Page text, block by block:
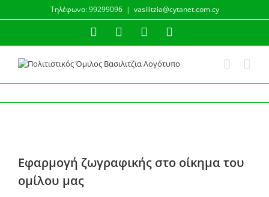
Τηλέφωνο: 99299096 | vasilitzia@cytanet.com.cy
FacebookInstagram
YouTube
εικόνας
Εφαρμογή ζωγραφικής στο οίκημα του
ομίλου μας